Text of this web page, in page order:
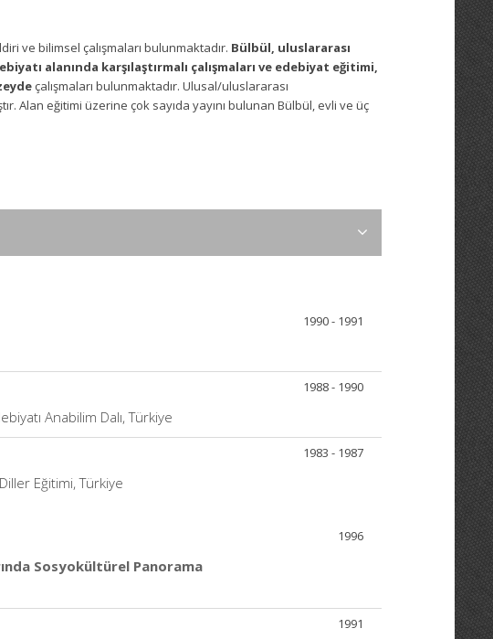
ve bilimsel çalışmaları bulunmaktadır. Bülbül, uluslararası
alanında karşılaştırmalı çalışmaları ve edebiyat eğitimi,
çalışmaları bulunmaktadır. Ulusal/uluslararası
Alan eğitimi üzerine çok sayıda yayını bulunan Bülbül, evli ve üç
1990 - 1991
1988 - 1990
Anabilim Dalı, Türkiye
1983 - 1987
Eğitimi, Türkiye
1996
Sosyokültürel Panorama
1991